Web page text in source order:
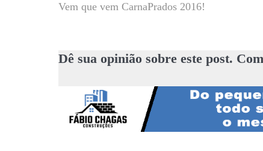
Vem que vem CarnaPrados 2016!
Dê sua opinião sobre este post.